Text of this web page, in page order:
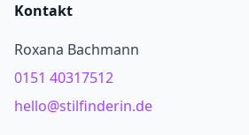
Kontakt
Roxana Bachmann
0151 40317512
hello@stilfinderin.de